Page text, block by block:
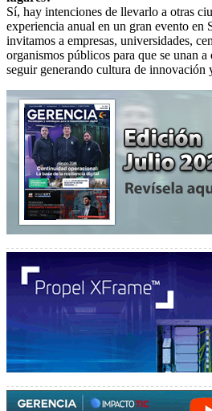
Sí, hay intenciones de llevarlo a otras
experiencia anual en un gran evento en
invitamos a empresas, universidades,
organismos públicos para que se unan a
seguir generando cultura de innovación